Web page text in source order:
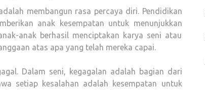
membangun rasa percaya diri. Pendidikan
anak kesempatan untuk menunjukkan
anak berhasil menciptakan karya seni atau
atas apa yang telah mereka capai.
Dalam seni, kegagalan adalah bagian dari
setiap kesalahan adalah kesempatan untuk